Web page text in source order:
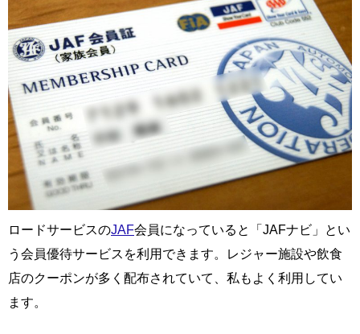
ロードサービスのJAF会員になっていると「JAFナビ」とい
う会員優待サービスを利用できます。レジャー施設や飲食
店のクーポンが多く配布されていて、私もよく利用してい
ます。